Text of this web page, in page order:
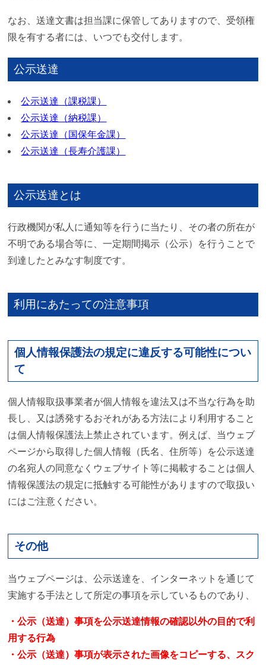
なお、送達文書は担当課に保管してありますので、受領権
限を有する者には、いつでも交付します。
公示送達
公示送達（課税課）
公示送達（納税課）
公示送達（国保年金課）
公示送達（長寿介護課）
公示送達とは
行政機関が私人に通知等を行うに当たり、その者の所在が
不明である場合等に、一定期間掲示（公示）を行うことで
到達したとみなす制度です。
利用にあたっての注意事項
個人情報保護法の規定に違反する可能性につい
て
個人情報取扱事業者が個人情報を違法又は不当な行為を助
長し、又は誘発するおそれがある方法により利用すること
は個人情報保護法上禁止されています。例えば、当ウェブ
ページから取得した個人情報（氏名、住所等）を公示送達
の名宛人の同意なくウェブサイト等に掲載することは個人
情報保護法の規定に抵触する可能性がありますので取扱い
にはご注意ください。
その他
当ウェブページは、公示送達を、インターネットを通じて
実施する手法として所定の事項を示しているものであり、
・公示（送達）事項を公示送達情報の確認以外の目的で利
用する行為
・公示（送達）事項が表示された画像をコピーする、スク